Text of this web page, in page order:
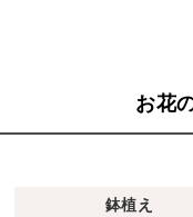
お花
鉢植え